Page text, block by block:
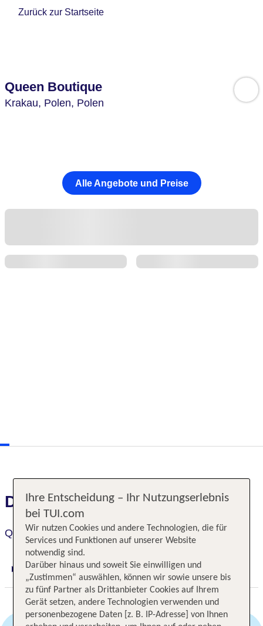
Zurück zur Startseite
Queen Boutique
Krakau, Polen, Polen
Alle Angebote und Preise
Das erwartet Sie
Queen Boutique
Digitaler und telefonischer 24/7 TUI Service
Ihre Entscheidung – Ihr Nutzungserlebnis
bei TUI.com
Wir nutzen Cookies und andere Technologien, die für
Services und Funktionen auf unserer Website
notwendig sind.
Darüber hinaus und soweit Sie einwilligen und
„Zustimmen“ auswählen, können wir sowie unsere bis
zu fünf Partner als Drittanbieter Cookies auf Ihrem
Gerät setzen, andere Technologien verwenden und
personenbezogene Daten [z. B. IP-Adresse] von Ihnen